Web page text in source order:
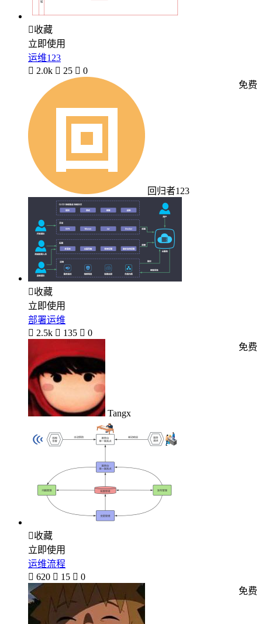
收藏
立即使用
运维123
 2.0k  25  0
回归者123
免费
收藏
立即使用
部署运维
 2.5k  135  0
Tangx
免费
收藏
立即使用
运维流程
 620  15  0
免费